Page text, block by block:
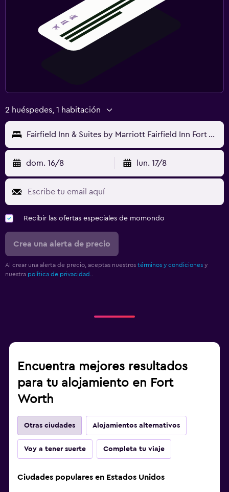
2 huéspedes, 1 habitación
Fairfield Inn & Suites by Marriott Fairfield Inn Fort Worth I-30 West Near NAS JRB
dom. 16/8 lun. 17/8
Recibir las ofertas especiales de momondo
Crea una alerta de precio
Al crear una alerta de precio, aceptas nuestros términos y condiciones y
nuestra política de privacidad.
Encuentra mejores resultados
para tu alojamiento en Fort
Worth
Otras ciudades Alojamientos alternativos
Voy a tener suerte Completa tu viaje
Ciudades populares en Estados Unidos